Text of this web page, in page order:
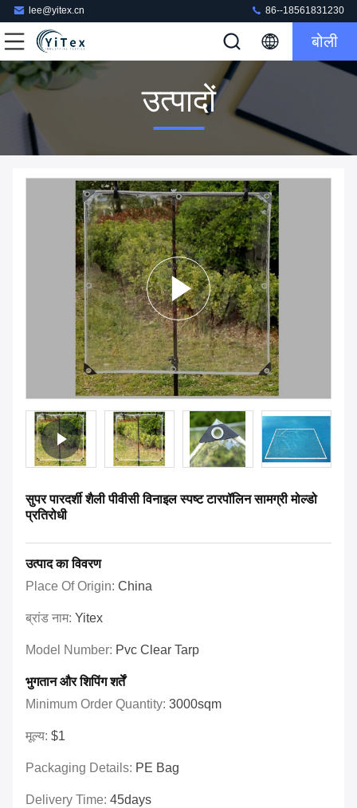
lee@yitex.cn 86--18561831230
बोली
उत्पादों
सुपर पारदर्शी शैली पीवीसी विनाइल स्पष्ट टारपॉलिन सामग्री मोल्डो
प्रतिरोधी
उत्पाद का विवरण
Place Of Origin: China
ब्रांड नाम: Yitex
Model Number: Pvc Clear Tarp
भुगतान और शिपिंग शर्तें
Minimum Order Quantity: 3000sqm
मूल्य: $1
Packaging Details: PE Bag
Delivery Time: 45days